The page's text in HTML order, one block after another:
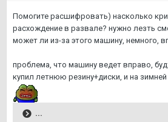
Помогите расшифровать) насколько
расхождение в развале? нужно лезть
может ли из-за этого машину, немного,
проблема, что машину ведет вправо,
купил летнюю резину+диски, и на
...